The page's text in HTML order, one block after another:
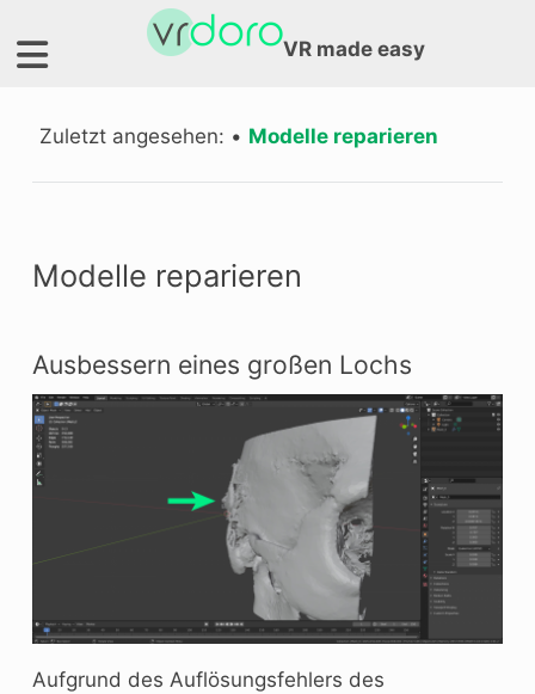
VR made easy
Zuletzt angesehen: • Modelle reparieren
Modelle reparieren
Ausbessern eines großen Lochs
Aufgrund des Auflösungsfehlers des